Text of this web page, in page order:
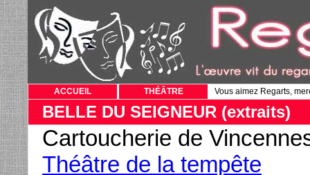
ACCUEIL THÉÂTRE Vous aimez Regarts,
BELLE DU SEIGNEUR (extraits)
Cartoucherie de
Théâtre de la tempête